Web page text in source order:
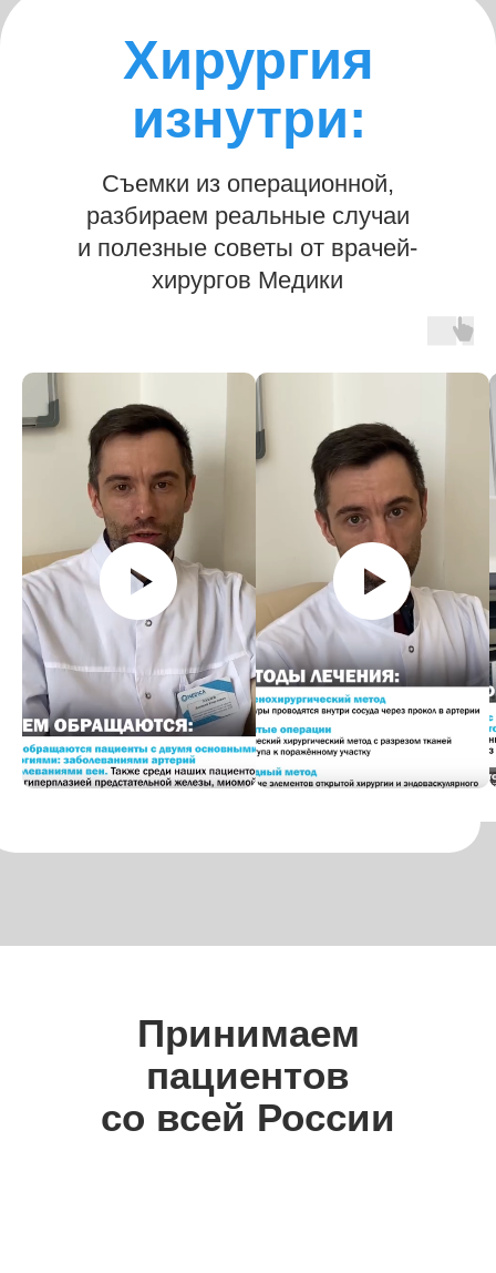
Принимаем
пациентов
со всей России
ПАЦИЕНТАМ КЕМЕРОВСКОЙ
помощь по ОМС
в частной
клинике